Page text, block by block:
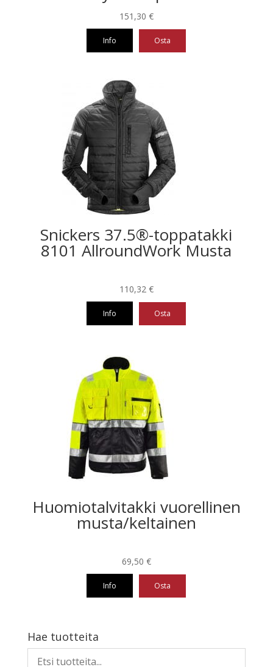
151,30 €
Info Osta
muunnelma.
Snickers 37.5®-toppatakki
8101 AllroundWork Musta
110,32 €
Info Osta
Huomiotalvitakki vuorellinen
musta/keltainen
69,50 €
Info Osta
on
useampi
muunnelma.
Hae tuotteita